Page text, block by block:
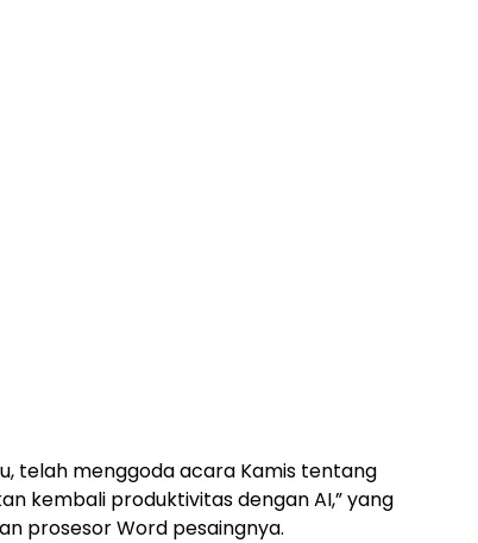
telah menggoda acara Kamis tentang
kembali produktivitas dengan AI,” yang
prosesor Word pesaingnya.